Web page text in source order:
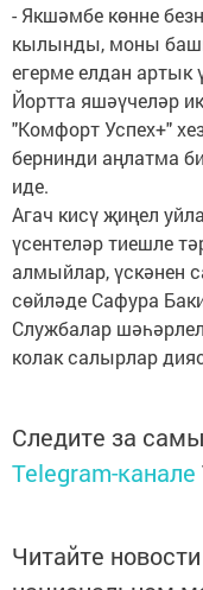
- Якшәмбе көнне
кылынды, моны
егерме елдан артык
Йортта яшәүчеләр
"Комфорт Успех+"
бернинди аңлатма
иде.
Агач кисү җиңел
үсентеләр тиешле
алмыйлар, үскәнен
сөйләде Сафура
Службалар
колак салырлар
Следите за
Telegram-канале
Читайте